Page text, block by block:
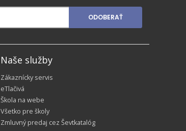
ODOBERAŤ
Naše služby
Zákaznícky servis
eTlačivá
Škola na webe
Všetko pre školy
Zmluvný predaj cez Ševtkatalóg